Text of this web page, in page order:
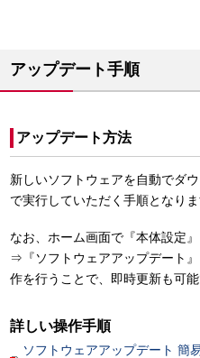
アップデート手順
アップデート方法
新しいソフトウェアを自動でダ
で実行していただく手順となりま
なお、ホーム画面で『本体設定
⇒『ソフトウェアアップデート
作を行うことで、即時更新も可能
詳しい操作手順
ソフトウェアアップデート 簡